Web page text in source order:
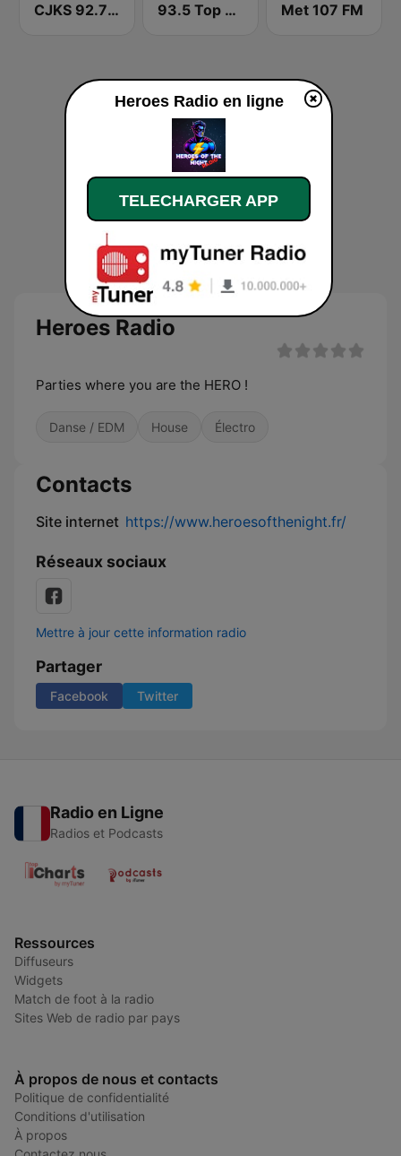
CJKS 92.7 FM 93.5 Top Radio FM Met 107 FM
Heroes Radio
Parties where you are the HERO !
Danse / EDM House Électro
Contacts
Site internet https://www.heroesofthenight.fr/
Réseaux sociaux
Mettre à jour cette information radio
Partager
Facebook Twitter
Radio en Ligne
Radios et Podcasts
Ressources
Diffuseurs
Widgets
Match de foot à la radio
Sites Web de radio par pays
À propos de nous et contacts
Politique de confidentialité
Conditions d'utilisation
À propos
Heroes Radio en ligne
TELECHARGER APP